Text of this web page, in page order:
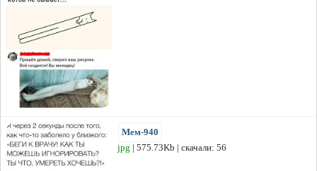
Мем-940
jpg | 575.73Kb | скачали: 56